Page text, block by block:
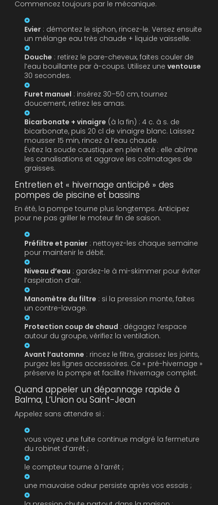
Commencez toujours par le mécanique.
Evier : démontez le siphon, rincez-le. Versez ensuite
un mélange eau très chaude + liquide vaisselle.
Douche : retirez le pare-cheveux, faites couler de
l’eau bouillante par à-coups. Utilisez une ventouse
30 secondes.
Furet manuel : insérez 30–50 cm, tournez
doucement, retirez les amas.
Bicarbonate + vinaigre (à la fin) : 4 c. à s. de
bicarbonate, puis 20 cl de vinaigre blanc. Laissez
mousser 15 min, rincez à l’eau chaude.
Évitez la soude caustique en plein été : elle abîme
les canalisations et aggrave les colmatages de
graisses.
Entretien et « hivernage anticipé » des
pompes de piscine et bassins
En été, la pompe tourne plus longtemps. Anticipez
pour ne pas griller le moteur fin de saison.
Préfiltre et panier : nettoyez-les chaque semaine
pour maintenir le débit.
Niveau d’eau : gardez-le à mi-skimmer pour éviter
l’aspiration d’air.
Manomètre du filtre : si la pression monte, faites
un contre-lavage.
Protection coup de chaud : dégagez l’espace
autour du groupe, vérifiez la ventilation.
Avant l’automne : rincez le filtre, graissez les joints,
purgez les lignes accessoires. Ce « pré-hivernage »
préserve la pompe et facilite l’hivernage complet.
Quand appeler un dépannage rapide à
Balma, L’Union ou Saint-Jean
Appelez sans attendre si :
vous voyez une fuite continue malgré la fermeture
du robinet d’arrêt ;
le compteur tourne à l’arrêt ;
une mauvaise odeur persiste après vos essais ;